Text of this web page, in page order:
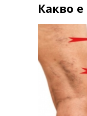
Какво